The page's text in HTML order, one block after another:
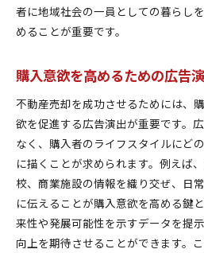
者に地域社会の一員としての暮らし
めることが重要です。
購入意欲を高めるための広告
不動産売却を成功させるためには、
欲を促進する広告演出が重要です。
なく、購入者のライフスタイルにど
に描くことが求められます。例えば
校、商業施設の情報を織り交ぜ、日
に伝えることが購入意欲を高める鍵
来性や発展可能性を示すデータを提
向上を期待させることができます。